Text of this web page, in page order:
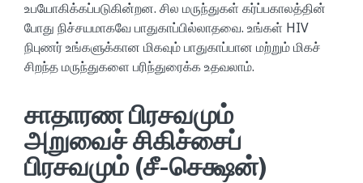
உபயோகிக்கப்படுகின்றன. சில மருந்துகள் கர்ப்பகாலத்தின்
போது நிச்சயமாகவே பாதுகாப்பில்லாதவை. உங்கள் HIV
நிபுணர் உங்களுக்கான மிகவும் பாதுகாப்பான மற்றும் மிகச்
சிறந்த மருந்துகளை பரிந்துரைக்க உதவலாம்.
சாதாரண பிரசவமும்
அறுவைச் சிகிச்சைப்
பிரசவமும் (சீ-செக்ஷன்)